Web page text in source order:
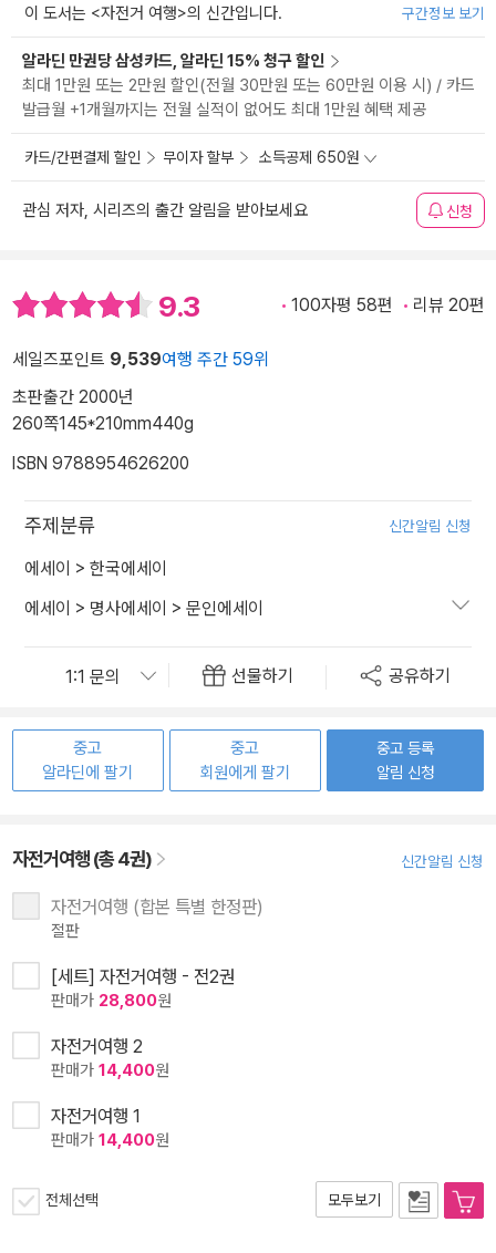
이 도서는 <자전거 여행>의 신간입니다. 구간정보 보기
알라딘 만권당 삼성카드, 알라딘 15% 청구 할인
최대 1만원 또는 2만원 할인(전월 30만원 또는 60만원 이용 시) / 카드
발급월 +1개월까지는 전월 실적이 없어도 최대 1만원 혜택 제공
카드/간편결제 할인 무이자 할부 소득공제 650원
관심 저자, 시리즈의 출간 알림을 받아보세요 신청
9.3 100자평 58편 리뷰 20편
세일즈포인트 9,539여행 주간 59위
초판출간 2000년
260쪽145*210mm440g
ISBN 9788954626200
주제분류 신간알림 신청
에세이 > 한국에세이
에세이 > 명사에세이 > 문인에세이
선물하기 공유하기
중고
알라딘에 팔기
중고
회원에게 팔기
중고 등록
알림 신청
자전거여행 (총 4권) 신간알림 신청
자전거여행 (합본 특별 한정판)
절판
[세트] 자전거여행 - 전2권
판매가 28,800원
자전거여행 2
판매가 14,400원
자전거여행 1
판매가 14,400원
전체선택 모두보기